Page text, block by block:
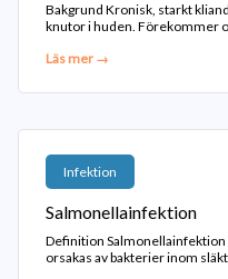
Bakgrund Kronisk, starkt
knutor i huden. Förekommer
Läs mer →
Infektion
Salmonellainfektion
Definition
orsakas av bakterier inom